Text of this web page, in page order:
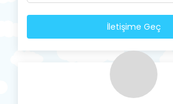
İletişime Geç